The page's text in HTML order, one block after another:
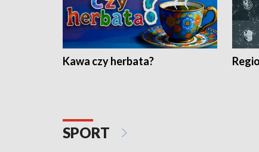
Kawa czy herbata?
SPORT